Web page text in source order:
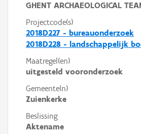
GHENT ARCHAEOLOGICAL
Projectcode(s)
2018D227 - bureauonderzoek
2018D228 - landschappelijk
Maatregel(en)
uitgesteld vooronderzoek
Gemeente(n)
Zuienkerke
Beslissing
Aktename